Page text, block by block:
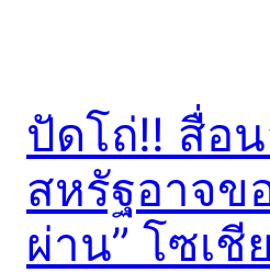
ปัดโถ่!! สื่อน
สหรัฐอาจข
ผ่าน” โซเชี